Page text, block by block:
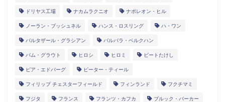
ドリヤス工場 ナカムラクニオ ナポレオン・ヒル
ノーラン・ブッシュネル ハンス・ロスリング ハ・ワン
バルタザール・グラシアン バルバラ・ベルクハン
パム・グラウト ヒロシ ヒロミ ビートたけし
ピア・エドバーグ ピーター・ティール
フィリップ チェスターフィールド フィンランド フクチマミ
フジタ フランス フランツ・カフカ ブルック・バーカー